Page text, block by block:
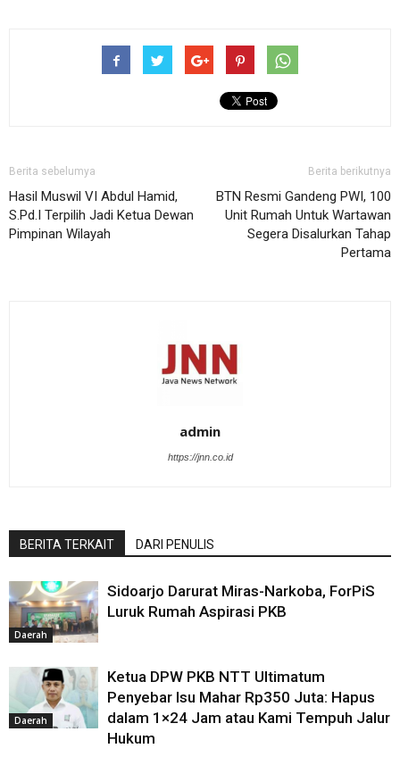
Berita sebelumya
Hasil Muswil VI Abdul Hamid,
S.Pd.I Terpilih Jadi Ketua Dewan
Pimpinan Wilayah
Berita berikutnya
BTN Resmi Gandeng PWI, 100
Unit Rumah Untuk Wartawan
Segera Disalurkan Tahap
Pertama
admin
https://jnn.co.id
BERITA TERKAIT DARI PENULIS
Daerah
Sidoarjo Darurat Miras-Narkoba, ForPiS
Luruk Rumah Aspirasi PKB
Daerah
Ketua DPW PKB NTT Ultimatum
Penyebar Isu Mahar Rp350 Juta: Hapus
dalam 1×24 Jam atau Kami Tempuh Jalur
Hukum